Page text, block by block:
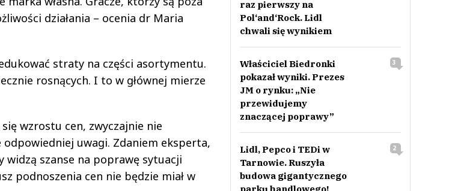
działania – ocenia dr Maria
straty na części asortymentu.
rosnących. I to w głównej mierze
wzrostu cen, zwyczajnie nie
uwagi. Zdaniem eksperta,
widzą szanse na poprawę sytuacji
podnoszenia cen nie będzie miał w
raz pierwszy na
Pol‘and‘Rock. Lidl
chwali się wynikiem
Właściciel Biedronki
pokazał wyniki. Prezes
JM o rynku: „Nie
przewidujemy
znaczącej poprawy”
3
Lidl, Pepco i TEDi w
Tarnowie. Ruszyła
budowa gigantycznego
2